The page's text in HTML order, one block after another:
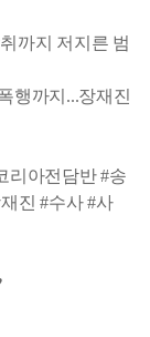
까지 저지른 범
행까지...장재진
리아전담반 #송
진 #수사 #사